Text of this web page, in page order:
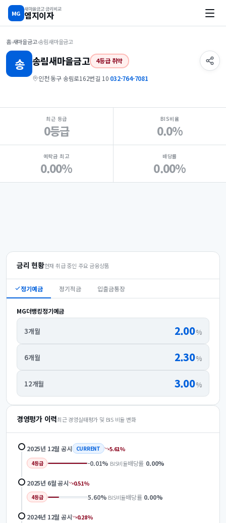
MG
새마을금고 금리비교
엠지이자
홈›새마을금고›송림새마을금고
송 송림새마을금고 4등급 취약
인천 동구 송림로162번길 10·032-764-7081
지점 핵심 지표 요약
최근 등급
0등급
BIS비율
0.0%
예탁금 최고
0.00%
배당률
0.00%
금리 현황현재 취급 중인 주요 금융상품
정기예금 정기적금 입출금통장
MG더뱅킹정기예금
3개월 2.00%
6개월 2.30%
12개월 3.00%
경영평가 이력최근 경영실태평가 및 BIS 비율 변화
2025년 12월 공시 CURRENT 5.61%
4등급 -0.01% BIS비율배당률 0.00%
2025년 6월공시 0.51%
4등급 5.60% BIS비율배당률 0.00%
2024년 12월 공시 0.28%